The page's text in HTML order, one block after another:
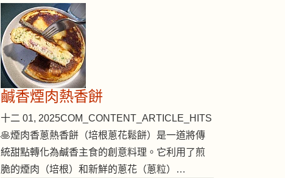
鹹香煙肉熱香餅
十二 01, 2025COM_CONTENT_ARTICLE_HITS
🥞煙肉香蔥熱香餅（培根蔥花鬆餅）是一道將傳
統甜點轉化為鹹香主食的創意料理。它利用了煎
脆的煙肉（培根）和新鮮的蔥花（蔥粒）…